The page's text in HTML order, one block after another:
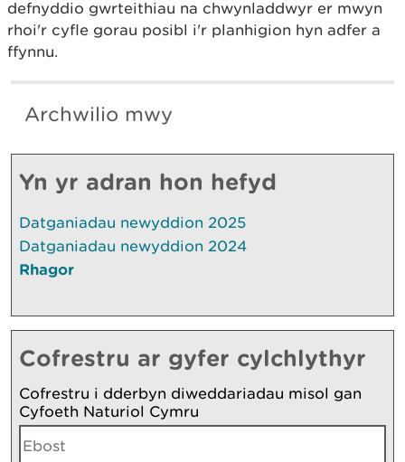
defnyddio gwrteithiau na chwynladdwyr er mwyn
rhoi'r cyfle gorau posibl i'r planhigion hyn adfer a
ffynnu.
Archwilio mwy
Yn yr adran hon hefyd
Datganiadau newyddion 2025
Datganiadau newyddion 2024
Rhagor
Cofrestru ar gyfer cylchlythyr
Cofrestru i dderbyn diweddariadau misol gan
Cyfoeth Naturiol Cymru